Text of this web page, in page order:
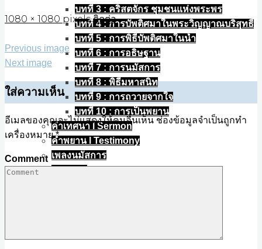
บทที่ 3 : คริสตจักร ชุมชนแห่งพระพร
บทที่ 4 : การบัพติศมาในพระวิญญาณบริสุทธิ์
บทที่ 5 : การพิธีบัพติศมาในน้ำ
บทที่ 6 : การอธิษฐาน
บทที่ 7 : การนมัสการ
บทที่ 8 : พิธีมหาสนิท
บทที่ 9 : การถวายจากใจ
บทที่ 10 : การเป็นพยาน
คำเทศนา l Sermon
คำพยาน l Testimony
เพลงนมัสการ
บทความ
Full
1080 × 1080 pixels ติดต่อ
Previous image
Next image
ใส่ความเห็น
อีเมลของคุณจะไม่แสดงให้คนอื่นเห็น ช่องข้อมูลจำเป็นถูกทำ
เครื่องหมาย*
Comment